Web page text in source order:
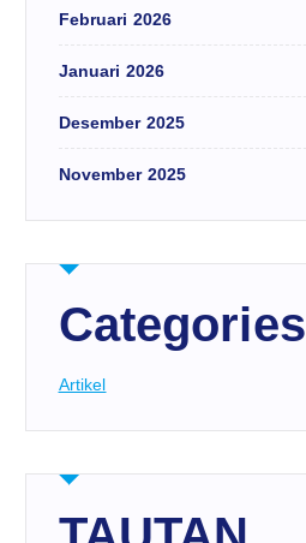
Februari 2026
Januari 2026
Desember 2025
November 2025
Categories
Artikel